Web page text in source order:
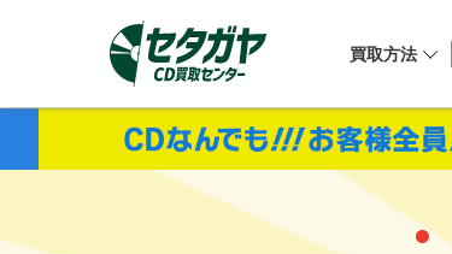
買取方法